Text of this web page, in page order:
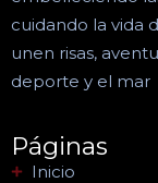
cuidando la vida
unen risas,
deporte y el mar
Páginas
Inicio